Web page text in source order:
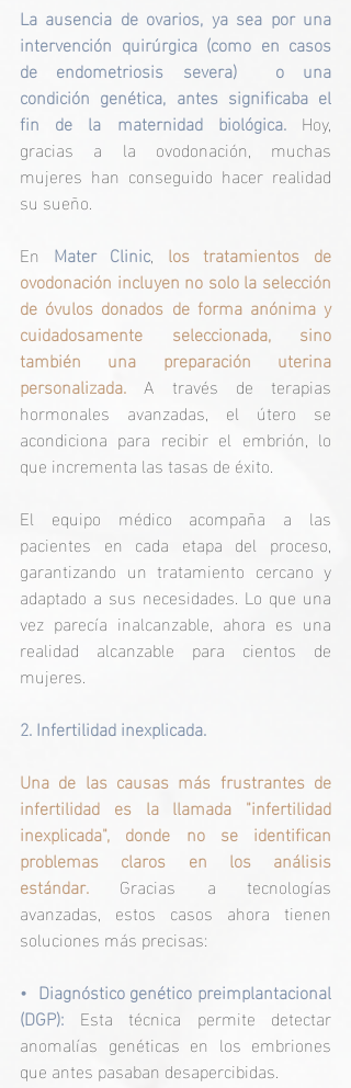
La ausencia de ovarios, ya sea por una
intervención quirúrgica (como en casos
de endometriosis severa)  o una
condición genética, antes significaba el
fin de la maternidad biológica. Hoy,
gracias a la ovodonación, muchas
mujeres han conseguido hacer realidad
su sueño.
En Mater Clinic, los tratamientos de
ovodonación incluyen no solo la selección
de óvulos donados de forma anónima y
cuidadosamente seleccionada, sino
también una preparación uterina
personalizada. A través de terapias
hormonales avanzadas, el útero se
acondiciona para recibir el embrión, lo
que incrementa las tasas de éxito.
El equipo médico acompaña a las
pacientes en cada etapa del proceso,
garantizando un tratamiento cercano y
adaptado a sus necesidades. Lo que una
vez parecía inalcanzable, ahora es una
realidad alcanzable para cientos de
mujeres.
2. Infertilidad inexplicada.
Una de las causas más frustrantes de
infertilidad es la llamada "infertilidad
inexplicada", donde no se identifican
problemas claros en los análisis
estándar. Gracias a tecnologías
avanzadas, estos casos ahora tienen
soluciones más precisas:
•  Diagnóstico genético preimplantacional
(DGP): Esta técnica permite detectar
anomalías genéticas en los embriones
que antes pasaban desapercibidas.